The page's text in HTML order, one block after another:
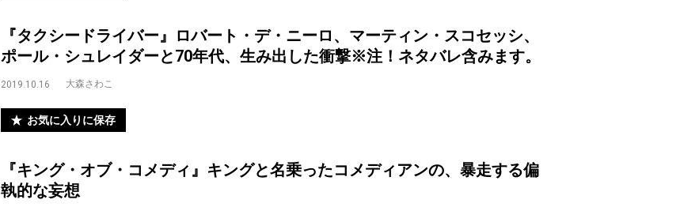
『タクシードライバー』ロバート・デ・ニーロ、マーティン・スコセッシ、
ポール・シュレイダーと70年代、生み出した衝撃※注！ネタバレ含みます。
2019.10.16 大森さわこ
お気に入りに保存
『キング・オブ・コメディ』キングと名乗ったコメディアンの、暴走する偏
執的な妄想